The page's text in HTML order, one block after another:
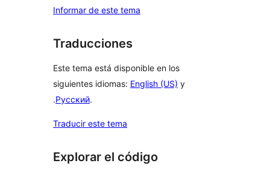
Informar de este tema
Traducciones
Este tema está disponible en los
siguientes idiomas: English (US) y
.Русский.
Traducir este tema
Explorar el código